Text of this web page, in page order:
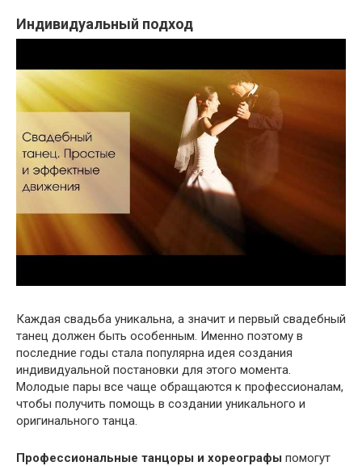
Индивидуальный подход
Каждая свадьба уникальна, а значит и первый свадебный
танец должен быть особенным. Именно поэтому в
последние годы стала популярна идея создания
индивидуальной постановки для этого момента.
Молодые пары все чаще обращаются к профессионалам,
чтобы получить помощь в создании уникального и
оригинального танца.
Профессиональные танцоры и хореографы помогут